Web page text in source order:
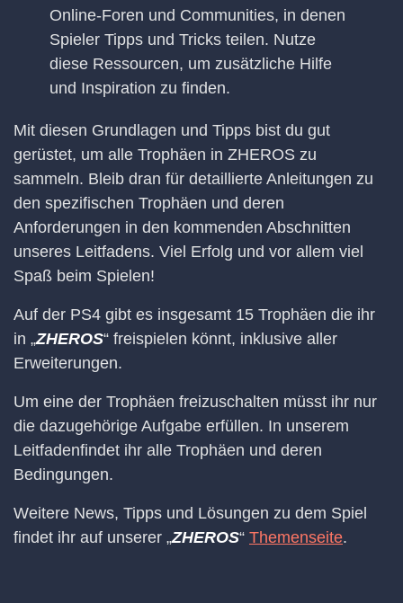
Online-Foren und Communities, in denen
Spieler Tipps und Tricks teilen. Nutze
diese Ressourcen, um zusätzliche Hilfe
und Inspiration zu finden.
Mit diesen Grundlagen und Tipps bist du gut
gerüstet, um alle Trophäen in ZHEROS zu
sammeln. Bleib dran für detaillierte Anleitungen zu
den spezifischen Trophäen und deren
Anforderungen in den kommenden Abschnitten
unseres Leitfadens. Viel Erfolg und vor allem viel
Spaß beim Spielen!
Auf der PS4 gibt es insgesamt 15 Trophäen die ihr
in „ZHEROS“ freispielen könnt, inklusive aller
Erweiterungen.
Um eine der Trophäen freizuschalten müsst ihr nur
die dazugehörige Aufgabe erfüllen. In unserem
Leitfadenfindet ihr alle Trophäen und deren
Bedingungen.
Weitere News, Tipps und Lösungen zu dem Spiel
findet ihr auf unserer „ZHEROS“ Themenseite.